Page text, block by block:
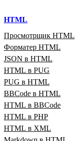
HTML
Просмотрщик HTML
Форматер HTML
JSON в HTML
HTML в PUG
PUG в HTML
BBCode в HTML
HTML в BBCode
HTML в PHP
HTML в XML